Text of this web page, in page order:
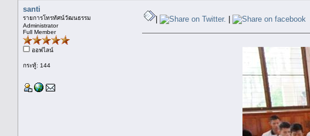
santi
รายการโทรทัศน์วัฒนธรรม
Administrator
Full Member
ออฟไลน์
กระทู้: 144
| |